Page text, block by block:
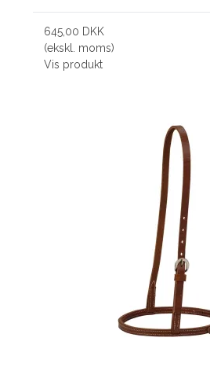
645,00 DKK
(ekskl. moms)
Vis produkt